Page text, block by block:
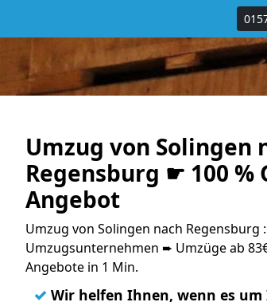
Umzug von Solingen
Regensburg ☛ 100 %
Angebot
Umzug von Solingen nach Regensburg
Umzugsunternehmen ➨ Umzüge ab
Angebote in 1 Min.
✓ Wir helfen Ihnen, wenn es